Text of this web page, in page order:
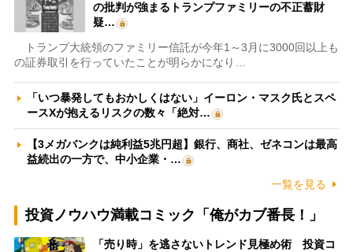
の批判が強まるトランプファミリーの不正蓄財
疑…
トランプ大統領のファミリー信託が今年1～3月に3000回以上も
の証券取引を行っていたことが明らかになり…
「いつ暴発してもおかしくはない」イーロン・マスク氏とスペ
ースXが抱えるリスクの数々「絶対…
【3メガバンクは純利益5兆円超】銀行、商社、ゼネコンは最高
益続出の一方で、中小企業・…
一覧を見る
投資ノウハウ満載コミック「俺がカブ番長！」
「売り時」を逃さないトレンド見極め術 投資コ